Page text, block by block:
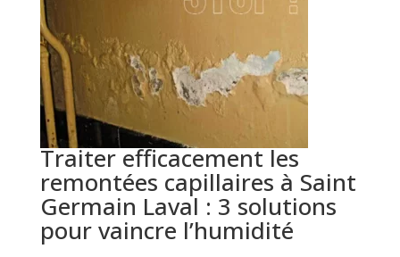
Traiter efficacement les
remontées capillaires à Saint
Germain Laval : 3 solutions
pour vaincre l’humidité